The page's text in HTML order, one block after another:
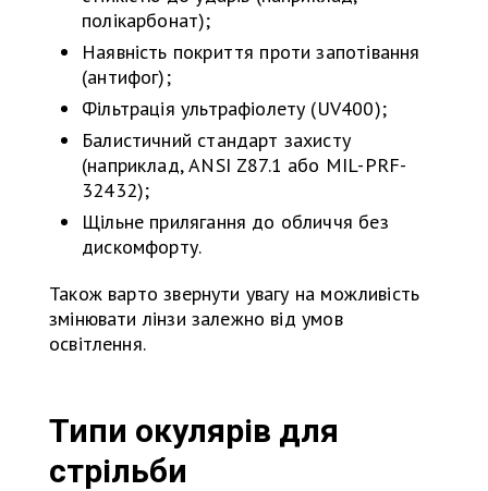
полікарбонат);
Наявність покриття проти запотівання
(антифог);
Фільтрація ультрафіолету (UV400);
Балистичний стандарт захисту
(наприклад, ANSI Z87.1 або MIL-PRF-
32432);
Щільне прилягання до обличчя без
дискомфорту.
Також варто звернути увагу на можливість
змінювати лінзи залежно від умов
освітлення.
Типи окулярів для
стрільби